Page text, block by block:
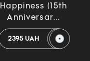
Happiness (15th
Anniversar...
2395 UAH